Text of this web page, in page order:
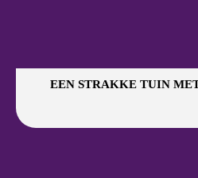
EEN STRAKKE TUIN